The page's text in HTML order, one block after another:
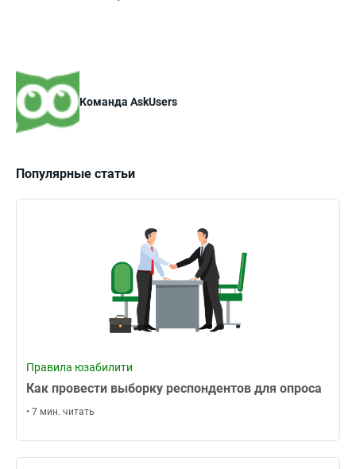
Команда AskUsers
Популярные статьи
Правила юзабилити
Как провести выборку респондентов для опроса
• 7 мин. читать